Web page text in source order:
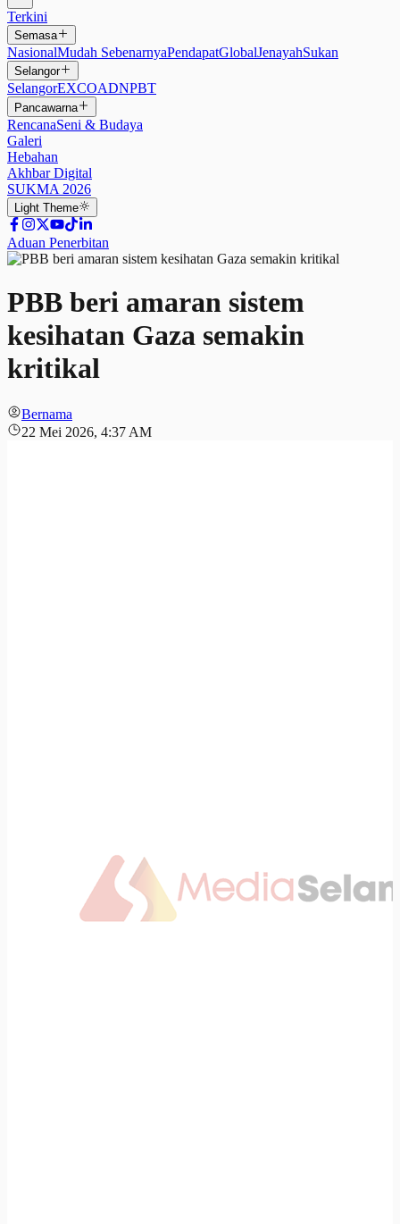
Terkini
Semasa
NasionalMudah SebenarnyaPendapatGlobalJenayahSukan
Selangor
SelangorEXCOADNPBT
Pancawarna
RencanaSeni & Budaya
Galeri
Hebahan
Akhbar Digital
SUKMA 2026
Light Theme
Aduan Penerbitan
PBB beri amaran sistem
kesihatan Gaza semakin
kritikal
Bernama
22 Mei 2026, 4:37 AM